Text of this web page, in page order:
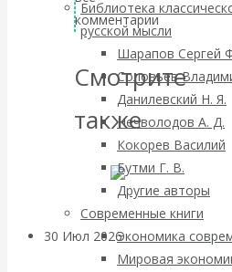
Библиотека
русской мысли
Шарапов Сергей
Соловьев
Данилевский Н. Я.
Нечволодов А. Д.
Кокорев Василий
Бутми Г. В.
Другие авторы
Современные книги
Экономика
Мировая
ВАлентин
Катасонов.
Саммит НАТО в
Турции: Drang
nach Osten
30 Июл 2026Банки
комментарии
Смотрите
также